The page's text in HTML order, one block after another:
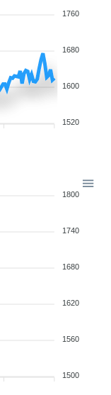
1760
1680
1600
1520
1800
1740
1680
1620
1560
1500